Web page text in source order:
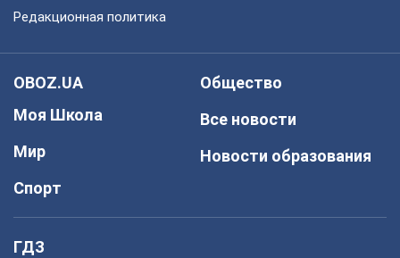
Редакционная политика
OBOZ.UA
Моя Школа
Мир
Спорт
Общество
Все новости
Новости образования
ГДЗ